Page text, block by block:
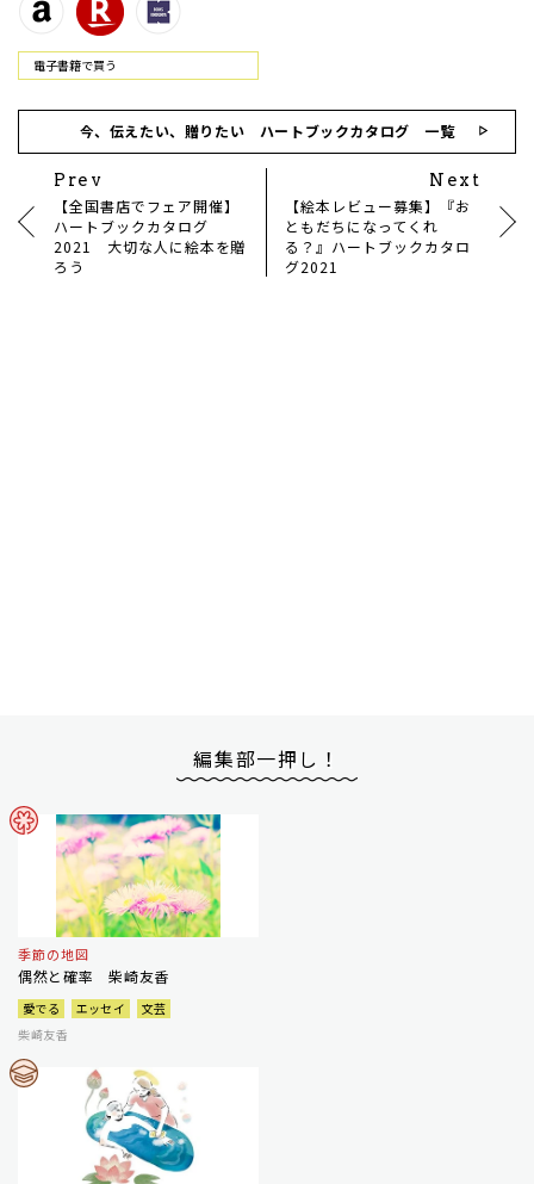
電⼦書籍で買う
今、伝えたい、贈りたい ハートブックカタログ 一覧
Prev
【全国書店でフェア開催】
ハートブックカタログ
2021 大切な人に絵本を贈
ろう
Next
【絵本レビュー募集】『お
ともだちになってくれ
る？』ハートブックカタロ
グ2021
編集部一押し！
季節の地図
偶然と確率 柴崎友香
愛でる エッセイ
文芸
柴崎友香